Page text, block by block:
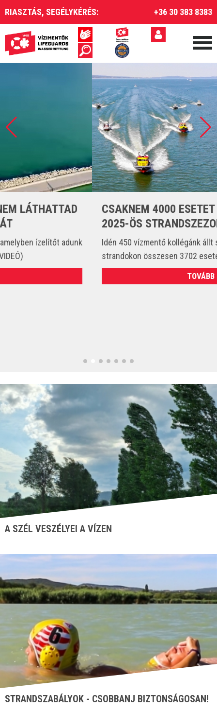
RIASZTÁS, SEGÉLYKÉRÉS: +36 30 383 8383
CSAKNEM 4000 ESETET LÁTTUNK EL A
2025-ÖS STRANDSZEZONBAN
Idén 450 vízmentő kollégánk állt szolgálatba és csak a
strandokon összesen 3702 esetet látott el. (VIDEÓ)
A SZÉL VESZÉLYEI A VÍZEN
STRANDSZABÁLYOK - CSOBBANJ BIZTONSÁGOSAN!